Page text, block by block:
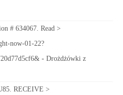
# 634067. Read >
now-01-22?
- Drożdżówki z
RECEIVE >